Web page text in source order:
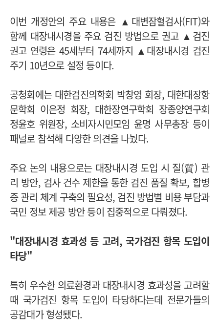
이번 개정안의 주요 내용은 ▲대변잠혈검사(FIT)와
함께 대장내시경을 주요 검진 방법으로 권고 ▲검진
권고 연령은 45세부터 74세까지 ▲대장내시경 검진
주기 10년으로 설정 등이다.
공청회에는 대한검진의학회 박창영 회장, 대한대장항
문학회 이은정 회장, 대한장연구학회 장종양연구회
정윤호 위원장, 소비자시민모임 윤명 사무총장 등이
패널로 참석해 다양한 의견을 나눴다.
주요 논의 내용으로는 대장내시경 도입 시 질(質) 관
리 방안, 검사 건수 제한을 통한 검진 품질 확보, 합병
증 관리 체계 구축의 필요성, 검진 방법별 비용 부담과
국민 정보 제공 방안 등이 집중적으로 다뤄졌다.
"대장내시경 효과성 등 고려, 국가검진 항목 도입이
타당"
특히 우수한 의료환경과 대장내시경 효과성을 고려할
때 국가검진 항목 도입이 타당하다는데 전문가들의
공감대가 형성됐다.